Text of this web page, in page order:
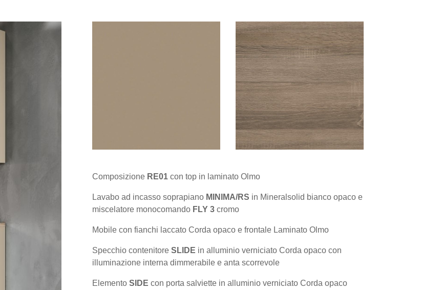
Composizione RE01 con top in laminato Olmo
Lavabo ad incasso soprapiano MINIMA/RS in Mineralsolid bianco opaco e
miscelatore monocomando FLY 3 cromo
Mobile con fianchi laccato Corda opaco e frontale Laminato Olmo
Specchio contenitore SLIDE in alluminio verniciato Corda opaco con
illuminazione interna dimmerabile e anta scorrevole
Elemento SIDE con porta salviette in alluminio verniciato Corda opaco